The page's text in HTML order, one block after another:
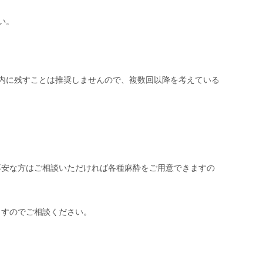
残すことは推奨しませんので、複数回以降を考えている
な方はご相談いただければ各種麻酔をご用意できますの
のでご相談ください。